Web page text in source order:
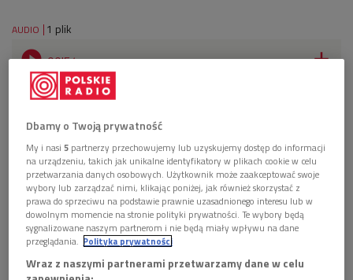
AUDIO 1 plik
 00'54 
Relacja Włodzimierza Paca z Mińska (IAR):
białoruska biblioteka internetowa jest coraz
bardziej popularna
Dbamy o Twoją prywatność
My i nasi5 partnerzy przechowujemy lub uzyskujemy dostęp do informacji
na urządzeniu, takich jak unikalne identyfikatory w plikach cookie w celu
przetwarzania danych osobowych. Użytkownik może zaakceptować swoje
wybory lub zarządzać nimi, klikając poniżej, jak również skorzystać z
prawa do sprzeciwu na podstawie prawnie uzasadnionego interesu lub w
dowolnym momencie na stronie polityki prywatności. Te wybory będą
sygnalizowane naszym partnerom i nie będą miały wpływu na dane
przeglądania. Polityka prywatności
Wraz z naszymi partnerami przetwarzamy dane w celu